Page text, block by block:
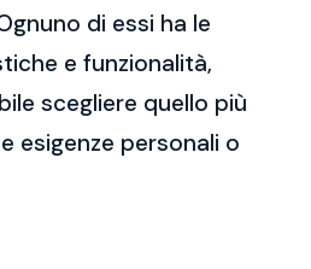
di essi ha le
e funzionalità,
scegliere quello più
esigenze personali o